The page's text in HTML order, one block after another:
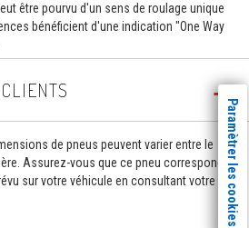
être pourvu d'un sens de roulage unique
bénéficient d'une indication "One Way
de pneus peuvent varier entre le
Assurez-vous que ce pneu correspond
sur votre véhicule en consultant votre
Paramètrer les cookies